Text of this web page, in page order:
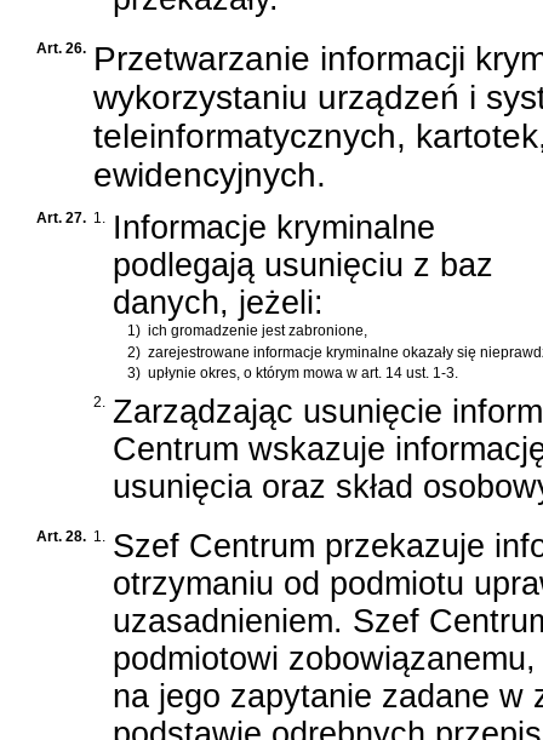
Art. 26. Przetwarzanie informacji
wykorzystaniu urządzeń i
teleinformatycznych,
ewidencyjnych.
Art. 27. 1. Informacje kryminalne
podlegają usunięciu z baz
danych, jeżeli:
1) ich gromadzenie jest zabronione,
2) zarejestrowane informacje kryminalne okazały się
3) upłynie okres, o którym mowa w art. 14 ust. 1-3.
2.
Zarządzając usunięcie
Centrum wskazuje
usunięcia oraz skład
Art. 28. 1.
Szef Centrum przekazuje
otrzymaniu od podmiotu
uzasadnieniem. Szef
podmiotowi
na jego zapytanie zadane w